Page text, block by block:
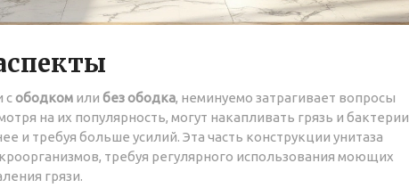
сободком или без ободка, неминуемо затрагивает вопросы
на их популярность, могут накапливать грязь и бактерии
и требуя больше усилий. Эта часть конструкции унитаза
требуя регулярного использования моющих
грязи.